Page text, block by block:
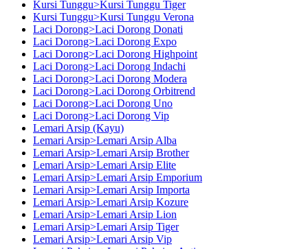
Kursi Tunggu>Kursi Tunggu Tiger
Kursi Tunggu>Kursi Tunggu Verona
Laci Dorong>Laci Dorong Donati
Laci Dorong>Laci Dorong Expo
Laci Dorong>Laci Dorong Highpoint
Laci Dorong>Laci Dorong Indachi
Laci Dorong>Laci Dorong Modera
Laci Dorong>Laci Dorong Orbitrend
Laci Dorong>Laci Dorong Uno
Laci Dorong>Laci Dorong Vip
Lemari Arsip (Kayu)
Lemari Arsip>Lemari Arsip Alba
Lemari Arsip>Lemari Arsip Brother
Lemari Arsip>Lemari Arsip Elite
Lemari Arsip>Lemari Arsip Emporium
Lemari Arsip>Lemari Arsip Importa
Lemari Arsip>Lemari Arsip Kozure
Lemari Arsip>Lemari Arsip Lion
Lemari Arsip>Lemari Arsip Tiger
Lemari Arsip>Lemari Arsip Vip